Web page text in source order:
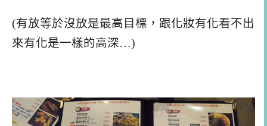
(有放等於沒放是最高目標，跟化妝有化看不出
來有化是一樣的高深…)